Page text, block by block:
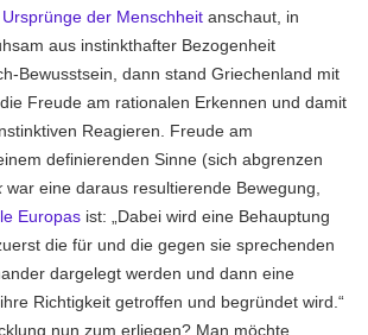
Ursprünge der Menschheit anschaut, in
aus instinkthafter Bezogenheit
Bewusstsein, dann stand Griechenland mit
Freude am rationalen Erkennen und damit
Reagieren. Freude am
definierenden Sinne (sich abgrenzen
war eine daraus resultierende Bewegung,
Europas ist: „Dabei wird eine Behauptung
die für und die gegen sie sprechenden
dargelegt werden und dann eine
Richtigkeit getroffen und begründet wird.“
nun zum erliegen? Man möchte